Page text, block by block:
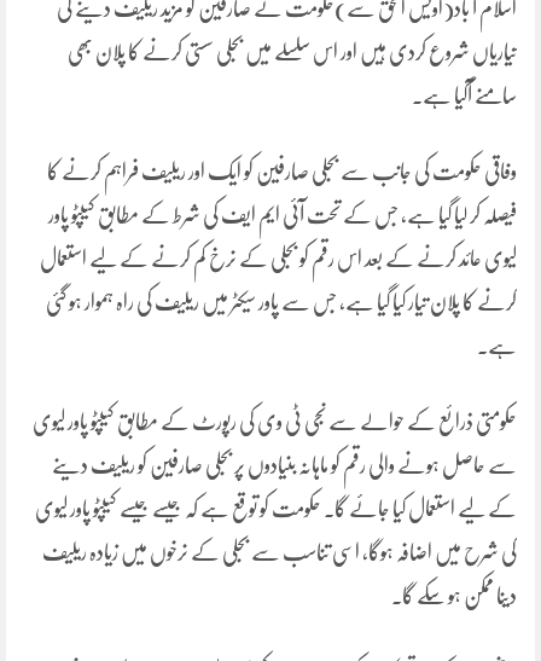
اسلام آ باد(اویس الحق سے)حکومت نے صارفین کو مزید ریلیف دینے کی
تیاریاں شروع کردی ہیں اور اس سلسلے میں بجلی سستی کرنے کا پلان بھی
سامنے آگیا ہے۔
وفاقی حکومت کی جانب سے بجلی صارفین کو ایک اور ریلیف فراہم کرنے کا
فیصلہ کر لیا گیا ہے، جس کے تحت آئی ایم ایف کی شرط کے مطابق کیپٹو پاور
لیوی عائد کرنے کے بعد اس رقم کو بجلی کے نرخ کم کرنے کے لیے استعمال
کرنے کا پلان تیار کیا گیا ہے، جس سے پاور سیکٹر میں ریلیف کی راہ ہموار ہو گئی
ہے۔
حکومتی ذرائع کے حوالے سے نجی ٹی وی کی رپورٹ کے مطابق کیپٹو پاور لیوی
سے حاصل ہونے والی رقم کو ماہانہ بنیادوں پر بجلی صارفین کو ریلیف دینے
کے لیے استعمال کیا جائے گا۔ حکومت کو توقع ہے کہ جیسے جیسے کیپٹو پاور لیوی
کی شرح میں اضافہ ہوگا، اسی تناسب سے بجلی کے نرخوں میں زیادہ ریلیف
دینا ممکن ہو سکے گا۔